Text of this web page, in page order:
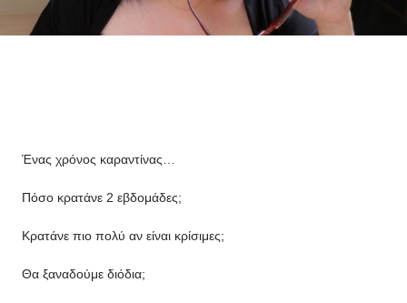
Ένας χρόνος καραντίνας…
Πόσο κρατάνε 2 εβδομάδες;
Κρατάνε πιο πολύ αν είναι κρίσιμες;
Θα ξαναδούμε διόδια;